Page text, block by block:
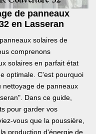
de panneaux
en Lasseran
solaires de
comprenons
solaires en parfait état
optimale. C'est pourquoi
nettoyage de panneaux
Dans ce guide,
pour garder vos
vous que la poussière,
production d'énergie de